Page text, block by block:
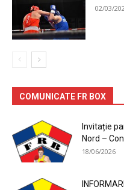
02/03/
COMUNICATE FR BOX
Invitație
Nord –
18/06/2026